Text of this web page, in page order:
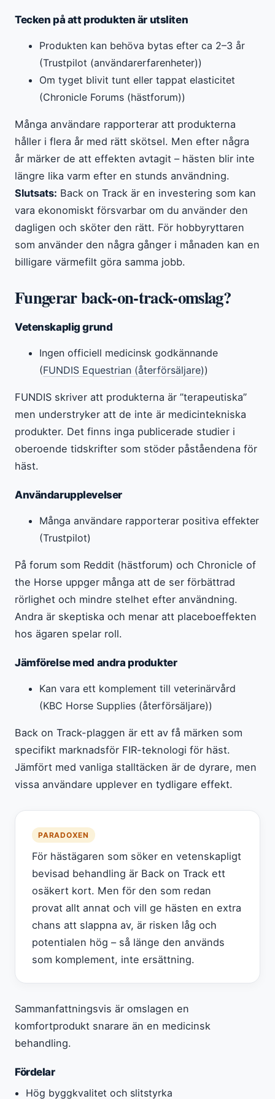
Tecken på att produkten är utsliten
Produkten kan behöva bytas efter ca 2–3 år
(Trustpilot (användarerfarenheter))
Om tyget blivit tunt eller tappat elasticitet
(Chronicle Forums (hästforum))
Många användare rapporterar att produkterna
håller i flera år med rätt skötsel. Men efter några
år märker de att effekten avtagit – hästen blir inte
längre lika varm efter en stunds användning.
Slutsats: Back on Track är en investering som kan
vara ekonomiskt försvarbar om du använder den
dagligen och sköter den rätt. För hobbyryttaren
som använder den några gånger i månaden kan en
billigare värmefilt göra samma jobb.
Fungerar back-on-track-omslag?
Vetenskaplig grund
Ingen officiell medicinsk godkännande
(FUNDIS Equestrian (återförsäljare))
FUNDIS skriver att produkterna är ”terapeutiska”
men understryker att de inte är medicintekniska
produkter. Det finns inga publicerade studier i
oberoende tidskrifter som stöder påståendena för
häst.
Användarupplevelser
Många användare rapporterar positiva effekter
(Trustpilot)
På forum som Reddit (hästforum) och Chronicle of
the Horse uppger många att de ser förbättrad
rörlighet och mindre stelhet efter användning.
Andra är skeptiska och menar att placeboeffekten
hos ägaren spelar roll.
Jämförelse med andra produkter
Kan vara ett komplement till veterinärvård
(KBC Horse Supplies (återförsäljare))
Back on Track-plaggen är ett av få märken som
specifikt marknadsför FIR-teknologi för häst.
Jämfört med vanliga stalltäcken är de dyrare, men
vissa användare upplever en tydligare effekt.
PARADOXEN
För hästägaren som söker en vetenskapligt
bevisad behandling är Back on Track ett
osäkert kort. Men för den som redan
provat allt annat och vill ge hästen en extra
chans att slappna av, är risken låg och
potentialen hög – så länge den används
som komplement, inte ersättning.
Sammanfattningsvis är omslagen en
komfortprodukt snarare än en medicinsk
behandling.
Fördelar
Hög byggkvalitet och slitstyrka